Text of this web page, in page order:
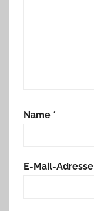
Name *
E-Mail-Adresse